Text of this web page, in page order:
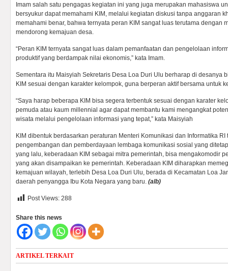
Imam salah satu pengagas kegiatan ini yang juga merupakan mahasiswa
bersyukur dapat memahami KIM, melalui kegiatan diskusi tanpa anggaran
memahami benar, bahwa ternyata peran KIM sangat luas terutama dengan
mendorong kemajuan desa.
“Peran KIM ternyata sangat luas dalam pemanfaatan dan pengelolaan
produktif yang berdampak nilai ekonomis,” kata Imam.
Sementara itu Maisyiah Sekretaris Desa Loa Duri Ulu berharap di desanya
KIM sesuai dengan karakter kelompok, guna berperan aktif bersama untuk
“Saya harap beberapa KIM bisa segera terbentuk sesuai dengan karater
pemuda atau kaum millennial agar dapat membantu kami mengangkat
wisata melalui pengelolaan informasi yang tepat,” kata Maisyiah
KIM dibentuk berdasarkan peraturan Menteri Komunikasi dan Informatika
pengembangan dan pemberdayaan lembaga komunikasi sosial yang
yang lalu, keberadaan KIM sebagai mitra pemerintah, bisa mengakomodir
yang akan disampaikan ke pemerintah. Keberadaan KIM diharapkan
kemajuan wilayah, terlebih Desa Loa Duri Ulu, berada di Kecamatan Loa
daerah penyangga Ibu Kota Negara yang baru. (alb)
Post Views: 288
Share this news
ARTIKEL TERKAIT